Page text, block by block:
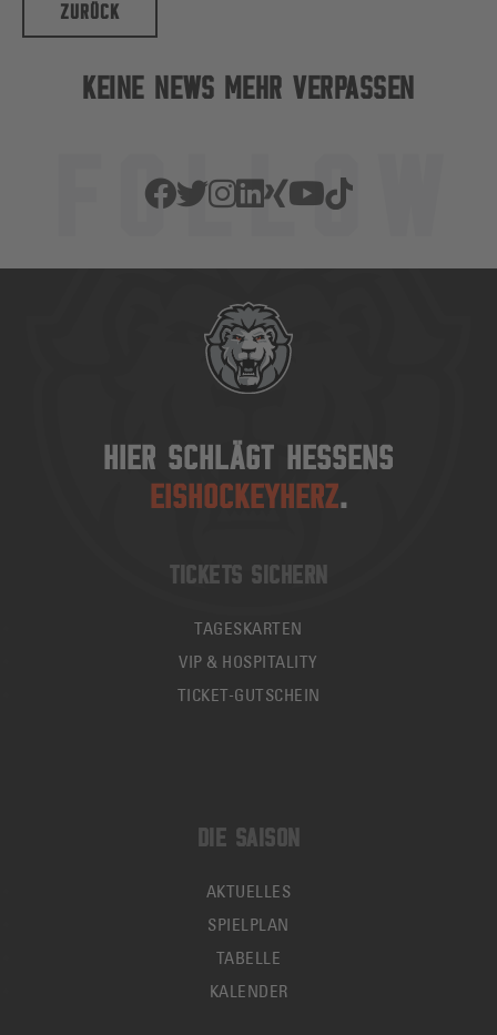
ZURÜCK
KEINE NEWS MEHR VERPASSEN
HIER SCHLÄGT HESSENS
EISHOCKEYHERZ.
TICKETS SICHERN
TAGESKARTEN
VIP & HOSPITALITY
TICKET-GUTSCHEIN
DIE SAISON
AKTUELLES
SPIELPLAN
TABELLE
KALENDER